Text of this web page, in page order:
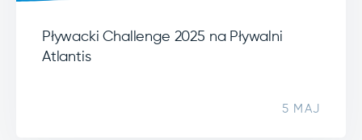
Pływacki Challenge 2025 na Pływalni
Atlantis
5 MAJ